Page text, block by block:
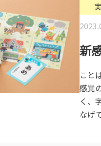
新
こと
感覚
く、
なげ